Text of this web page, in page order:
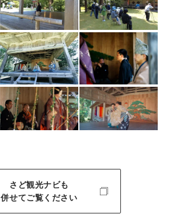
さど観光ナビも
併せてご覧ください